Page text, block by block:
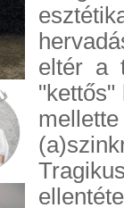
eltér a
"kettős"